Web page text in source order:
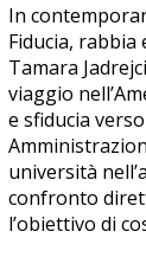
In
Fiducia, rabbia
Tamara
viaggio
e sfiducia
università
confronto
l’obiettivo di